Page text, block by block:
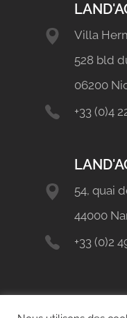
Villa
528 bld
06200
+33 (0)4
54, quai
44000
+33 (0)2